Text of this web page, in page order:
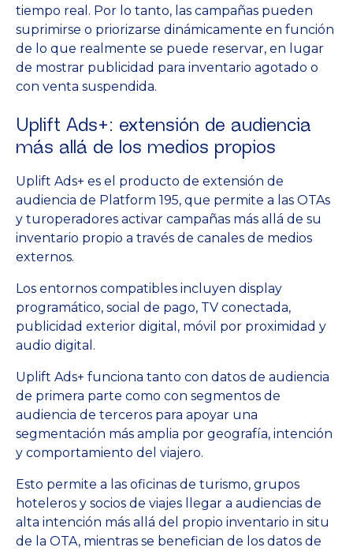
tiempo real. Por lo tanto, las campañas pueden
suprimirse o priorizarse dinámicamente en función
de lo que realmente se puede reservar, en lugar
de mostrar publicidad para inventario agotado o
con venta suspendida.
Uplift Ads+: extensión de audiencia
más allá de los medios propios
Uplift Ads+ es el producto de extensión de
audiencia de Platform 195, que permite a las OTAs
y turoperadores activar campañas más allá de su
inventario propio a través de canales de medios
externos.
Los entornos compatibles incluyen display
programático, social de pago, TV conectada,
publicidad exterior digital, móvil por proximidad y
audio digital.
Uplift Ads+ funciona tanto con datos de audiencia
de primera parte como con segmentos de
audiencia de terceros para apoyar una
segmentación más amplia por geografía, intención
y comportamiento del viajero.
Esto permite a las oficinas de turismo, grupos
hoteleros y socios de viajes llegar a audiencias de
alta intención más allá del propio inventario in situ
de la OTA, mientras se benefician de los datos de